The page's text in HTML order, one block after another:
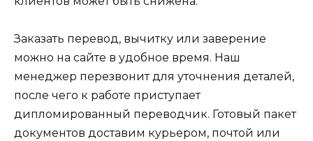
Заказать перевод, вычитку или заверение
можно на сайте в удобное время. Наш
менеджер перезвонит для уточнения деталей,
после чего к работе приступает
дипломированный переводчик. Готовый пакет
документов доставим курьером, почтой или